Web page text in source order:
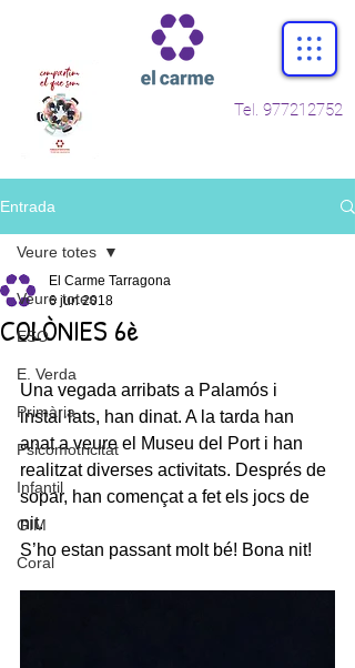
Tel. 977212752
Entrada
Veure totes
ESO
E. Verda
Primària
Psicomotricitat
Infantil
GIM
Coral
Veure totes
COLÒNIES 6è
El Carme Tarragona
6 jun 2018
Una vegada arribats a Palamós i
instal·lats, han dinat. A la tarda han
anat a veure el Museu del Port i han
realitzat diverses activitats. Després de
sopar, han començat a fet els jocs de
nit.
S’ho estan passant molt bé! Bona nit!